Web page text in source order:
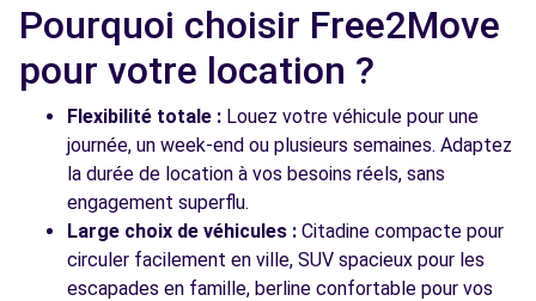
97 AVENUE GALLIENI
BONDY, FR-93, 93140
Voir toutes les agences
Pourquoi choisir Free2Move
pour votre location ?
Flexibilité totale : Louez votre véhicule pour une
journée, un week-end ou plusieurs semaines. Adaptez
la durée de location à vos besoins réels, sans
engagement superflu.
Large choix de véhicules : Citadine compacte pour
circuler facilement en ville, SUV spacieux pour les
escapades en famille, berline confortable pour vos